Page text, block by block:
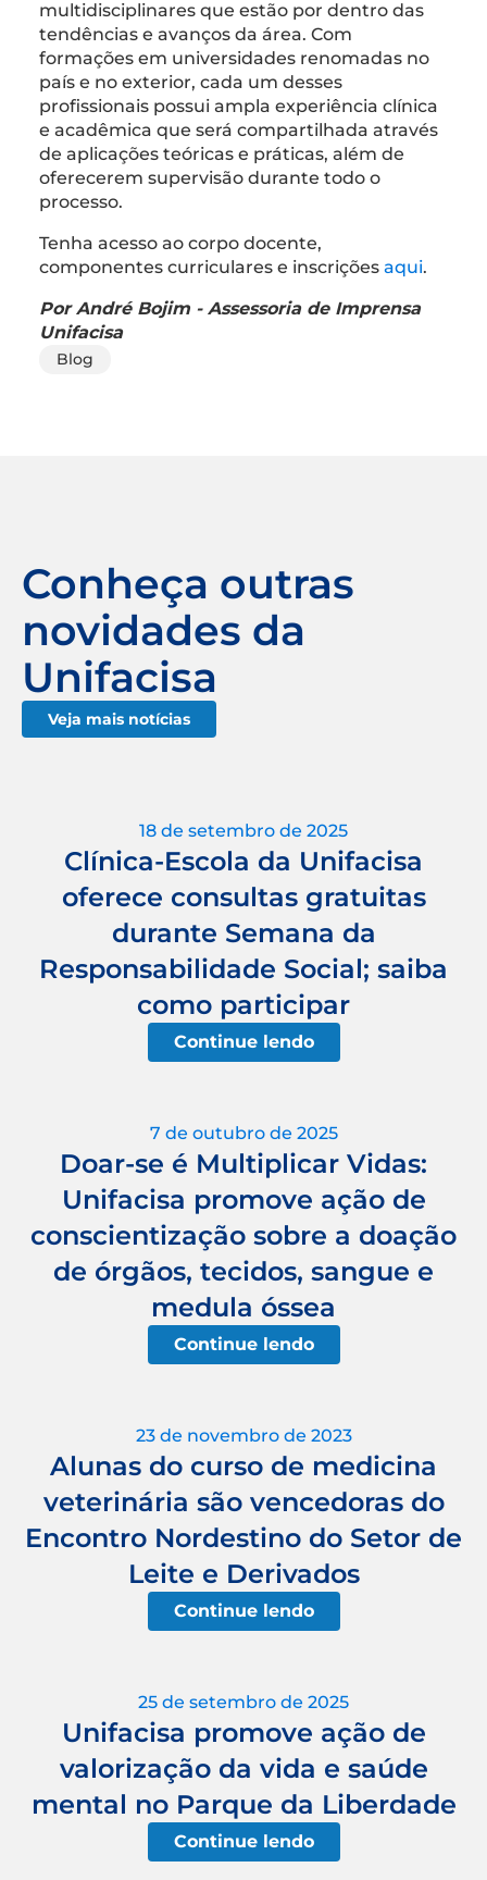
multidisciplinares que estão por dentro das
tendências e avanços da área. Com
formações em universidades renomadas no
país e no exterior, cada um desses
profissionais possui ampla experiência clínica
e acadêmica que será compartilhada através
de aplicações teóricas e práticas, além de
oferecerem supervisão durante todo o
processo.
Tenha acesso ao corpo docente,
componentes curriculares e inscrições aqui.
Por André Bojim - Assessoria de Imprensa
Unifacisa
Blog
Conheça outras
novidades da
Unifacisa
Veja mais notícias
18 de setembro de 2025
Clínica-Escola da Unifacisa
oferece consultas gratuitas
durante Semana da
Responsabilidade Social; saiba
como participar
Continue lendo
7 de outubro de 2025
Doar-se é Multiplicar Vidas:
Unifacisa promove ação de
conscientização sobre a doação
de órgãos, tecidos, sangue e
medula óssea
Continue lendo
23 de novembro de 2023
Alunas do curso de medicina
veterinária são vencedoras do
Encontro Nordestino do Setor de
Leite e Derivados
Continue lendo
25 de setembro de 2025
Unifacisa promove ação de
valorização da vida e saúde
mental no Parque da Liberdade
Continue lendo